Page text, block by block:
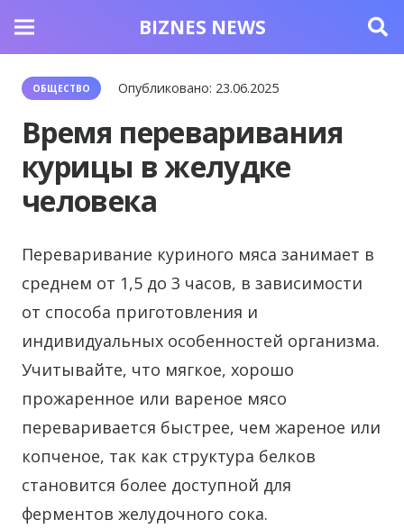
BIZNES NEWS
ОБЩЕСТВО Опубликовано: 23.06.2025
Время переваривания
курицы в желудке
человека
Переваривание куриного мяса занимает в
среднем от 1,5 до 3 часов, в зависимости
от способа приготовления и
индивидуальных особенностей организма.
Учитывайте, что мягкое, хорошо
прожаренное или вареное мясо
переваривается быстрее, чем жареное или
копченое, так как структура белков
становится более доступной для
ферментов желудочного сока.